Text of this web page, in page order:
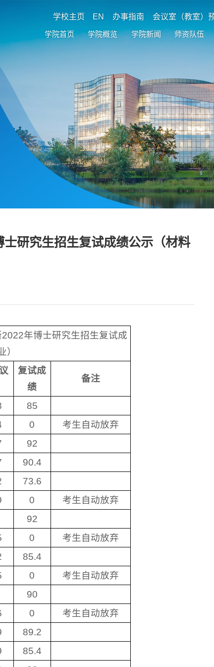
学校主页 EN 办事指南 会议室（教室）
学院首页 学院概览 学院新闻 师资队伍
研究生招生复试成绩公示（材料
年博士研究生招生复试成
）
复试成
绩
备注
85
0
考生自动放弃
92
90.4
73.6
0
考生自动放弃
92
0
考生自动放弃
85.4
0
考生自动放弃
90
0
考生自动放弃
89.2
85.4